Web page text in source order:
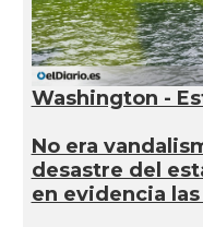
Washington -
No era
desastre del
en evidencia